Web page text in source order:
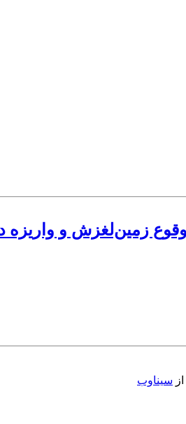
زمین‌لغزش و واریزه
سیناوب